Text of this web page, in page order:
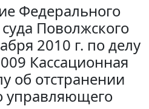
Федерального
Поволжского
2010 г. по делу
Кассационная
об отстранении
управляющего